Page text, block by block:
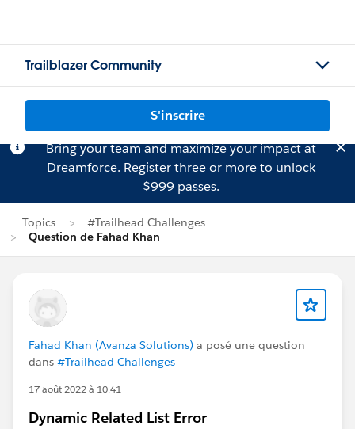
Trailblazer Community
S'inscrire
Bring your team and maximize your impact at
Dreamforce. Registerthree or more to unlock
$999 passes.
Topics
#Trailhead Challenges
Question de Fahad Khan
Fahad Khan (Avanza Solutions) a posé une question
dans #Trailhead Challenges
17 août 2022 à 10:41
Dynamic Related List Error